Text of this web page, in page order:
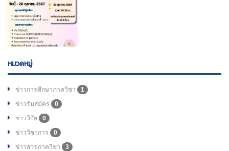
หมวดหมู่
ข่าวการศึกษาภาควิชา
1
ข่าวรับสมัคร
0
ข่าววิจัย
0
ข่าววิชาการ
0
ข่าวสารภาควิชา
3